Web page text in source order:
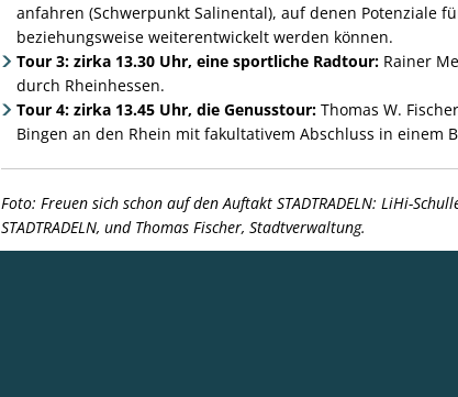
anfahren (Schwerpunkt Salinental), auf denen Potenziale
beziehungsweise weiterentwickelt werden können.
Tour 3: zirka 13.30 Uhr, eine sportliche Radtour: Rainer
durch Rheinhessen.
Tour 4: zirka 13.45 Uhr, die Genusstour: Thomas W.
Bingen an den Rhein mit fakultativem Abschluss in einem
Foto: Freuen sich schon auf den Auftakt STADTRADELN: LiHi-
STADTRADELN, und Thomas Fischer, Stadtverwaltung.